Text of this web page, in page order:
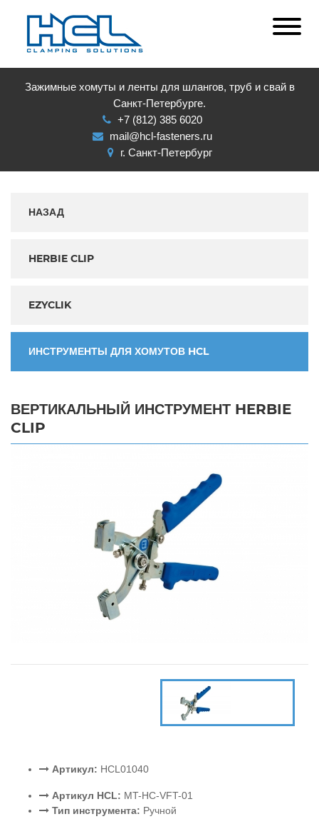
Зажимные хомуты и ленты для шлангов, труб и свай в
Санкт-Петербурге.
+7 (812) 385 6020
mail@hcl-fasteners.ru
г. Санкт-Петербург
НАЗАД
HERBIE CLIP
EZYCLIK
ИНСТРУМЕНТЫ ДЛЯ ХОМУТОВ HCL
ВЕРТИКАЛЬНЫЙ ИНСТРУМЕНТ HERBIE
CLIP
Артикул: HCL01040
Артикул HCL: MT-HC-VFT-01
Тип инструмента: Ручной